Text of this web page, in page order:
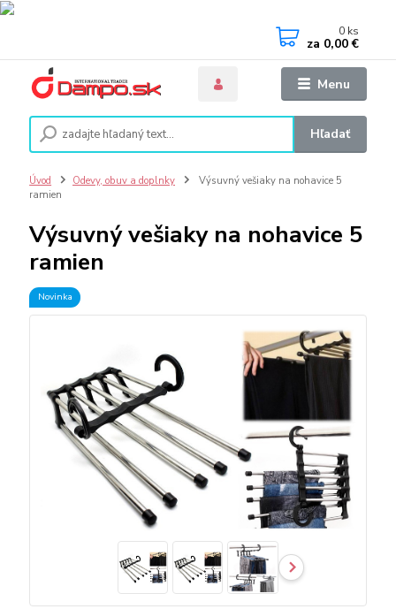
Menu
Hľadať
0 ks
za 0,00 €
Úvod Odevy, obuv a doplnky
Výsuvný vešiaky na nohavice 5
ramien
Výsuvný vešiaky na nohavice 5
ramien
Novinka